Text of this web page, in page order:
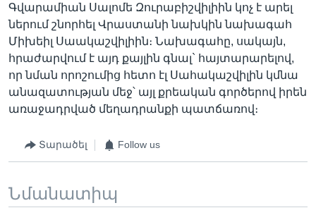
Գվարամիան Սալոմե Զուրաբիշվիլիին կոչ է արել
ներում շնորհել Վրաստանի նախկին նախագահ
Միխեիլ Սաակաշվիլիին։ Նախագահը, սակայն,
հրաժարվում է այդ քայլին գնալ` հայտարարելով,
որ նման որոշումից հետո էլ Սահակաշվիլին կմնա
անազատության մեջ՝ այլ քրեական գործերով իրեն
առաջադրված մեղադրանքի պատճառով։
Տարածել Follow us
Նմանատիպ